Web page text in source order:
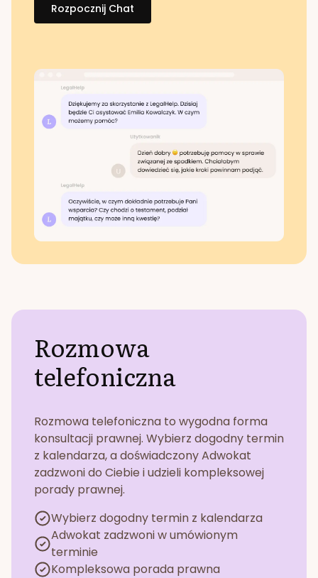
Rozpocznij Chat
Rozmowa
telefoniczna
Rozmowa telefoniczna to wygodna forma
konsultacji prawnej. Wybierz dogodny termin
z kalendarza, a doświadczony Adwokat
zadzwoni do Ciebie i udzieli kompleksowej
porady prawnej.
Wybierz dogodny termin z kalendarza
Adwokat zadzwoni w umówionym
terminie
Kompleksowa porada prawna